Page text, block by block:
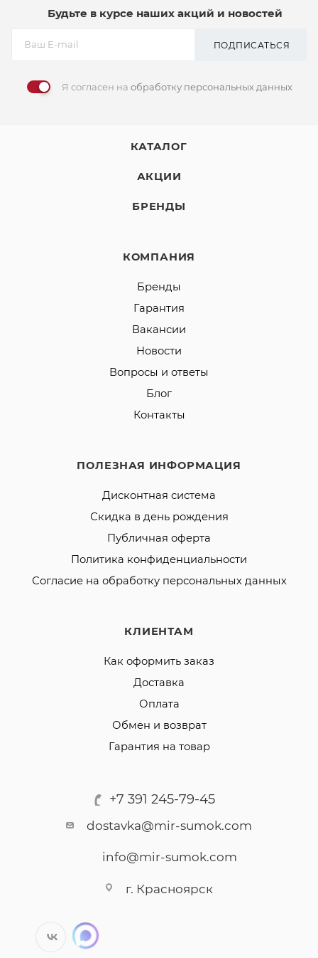
Будьте в курсе наших акций и новостей
ПОДПИСАТЬСЯ
Я согласен на обработку персональных данных
КАТАЛОГ
АКЦИИ
БРЕНДЫ
КОМПАНИЯ
Бренды
Гарантия
Вакансии
Новости
Вопросы и ответы
Блог
Контакты
ПОЛЕЗНАЯ ИНФОРМАЦИЯ
Дисконтная система
Скидка в день рождения
Публичная оферта
Политика конфиденциальности
Согласие на обработку персональных данных
КЛИЕНТАМ
Как оформить заказ
Доставка
Оплата
Обмен и возврат
Гарантия на товар
+7 391 245-79-45
dostavka@mir-sumok.com
info@mir-sumok.com
г. Красноярск